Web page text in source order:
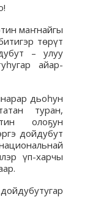
маҥнайгы
төрүт
– улуу
айар-
дьоһун
туран,
олоҕун
дойдубут
үп-харчы